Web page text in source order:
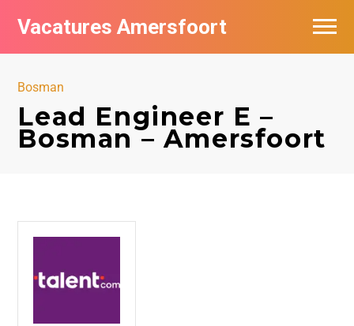
Vacatures Amersfoort
Bosman
Lead Engineer E –
Bosman – Amersfoort
Vacatures per bedrijf
Nieuwsbrief feed